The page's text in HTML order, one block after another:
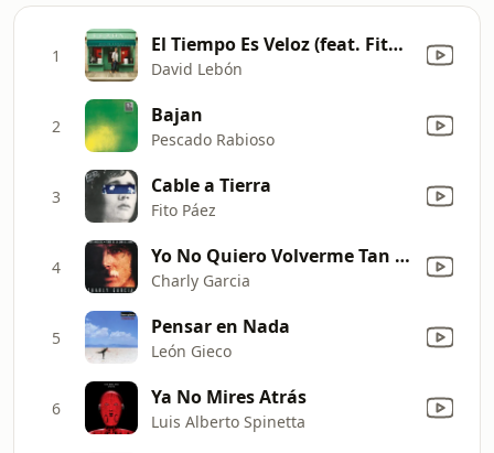
1 El Tiempo Es Veloz (feat. Fito Páez)
David Lebón
2 Bajan
Pescado Rabioso
3 Cable a Tierra
Fito Páez
4 Yo No Quiero Volverme Tan Loco
Charly Garcia
5 Pensar en Nada
León Gieco
6 Ya No Mires Atrás
Luis Alberto Spinetta